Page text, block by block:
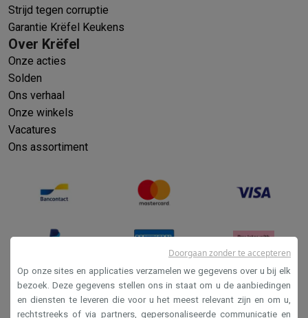
Strijd tegen corruptie
Garantie Krëfel Keukens
Over Krëfel
Onze acties
Solden
Ons verhaal
Onze winkels
Vacatures
Ons assortiment
Verkoopsvoorwaarden
Op onze sites en applicaties verzamelen we gegevens over u bij elk
bezoek. Deze gegevens stellen ons in staat om u de aanbiedingen
en diensten te leveren die voor u het meest relevant zijn en om u,
rechtstreeks of via partners, gepersonaliseerde communicatie en
Doorgaan zonder te accepteren